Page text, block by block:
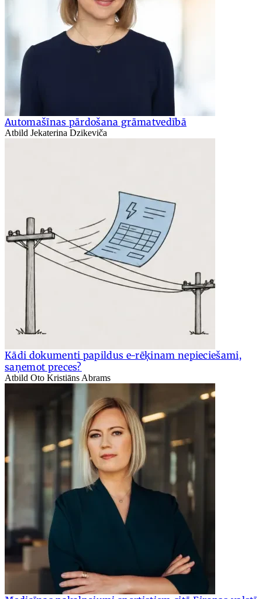
Automašīnas pārdošana grāmatvedībā
Atbild Jekaterina Dzikeviča
Kādi dokumenti papildus e-rēķinam nepieciešami,
saņemot preces?
Atbild Oto Kristiāns Abrams